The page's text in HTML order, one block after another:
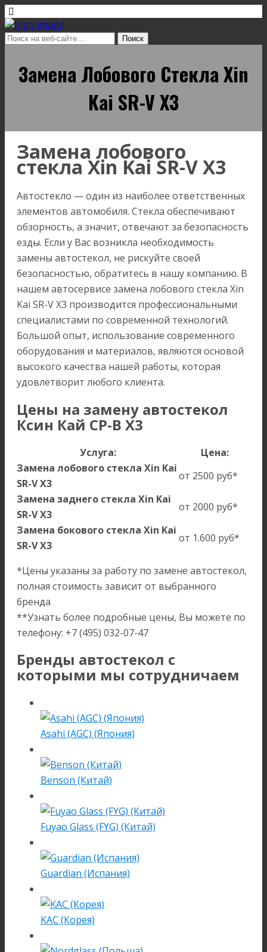
Замена Лобового Стекла Xin
Kai SR-V X3
Замена лобового
стекла Xin Kai SR-V X3
Автостекло — один из наиболее ответственных
элементов автомобиля. Стекла обеспечивают
обзорность, а значит, отвечают за безопасность
езды. Если у Вас возникла необходимость
замены автостекол, не рискуйте своей
безопасностью, обратитесь в нашу компанию. В
нашем автосервисе замена лобового стекла Xin
Kai SR-V X3 производится профессиональными
специалистами по современной технологий.
Большой опыт, использование современного
оборудования и материалов, являются основой
высокого качества нашей работы, которая
удовлетворит любого клиента.
Цены на замену автостекол
Ксин Кай СР-В Х3
Услуга:
Цена:
Замена лобового стекла Xin Kai
SR-V X3
от 2500 руб*
Замена заднего стекла Xin Kai
SR-V X3
от 2000 руб*
Замена бокового стекла Xin Kai
SR-V X3
от 1.600 руб*
*Цены указаны за работу по замене автостекол,
полная стоимость зависит от выбранного
бренда
**Узнать более подробные цены, Вы можете по
телефону: +7 (495) 032-07-47
Бренды автостекол с
которыми мы сотрудничаем
Asahi (AGC) (Япония)
Benson (Китай)
Fuyao Glass (FYG) (Китай)
Guardian (Испания)
KAC (Корея)